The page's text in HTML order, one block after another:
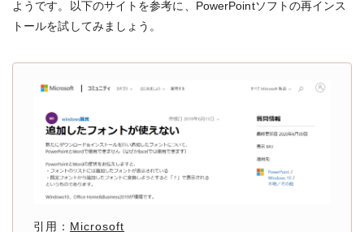
ようです。以下のサイトを参考に、PowerPointソフトの再インス
トールを試してみましょう。
引用： Microsoft